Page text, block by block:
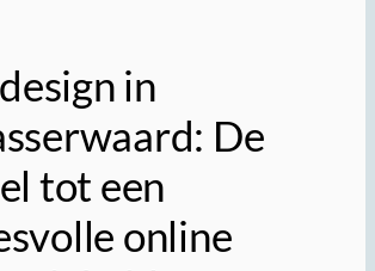
in
De
tot een
online